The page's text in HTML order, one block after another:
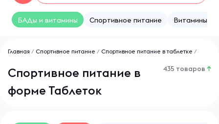
БАДы и витамины Спортивное питание Витамины
Главная / Спортивное питание / Спортивное питание в таблетке /
Спортивное питание в
форме Таблеток
435 товаров ↑